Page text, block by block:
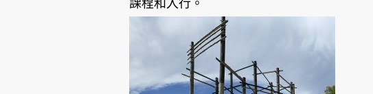
課程和入行。